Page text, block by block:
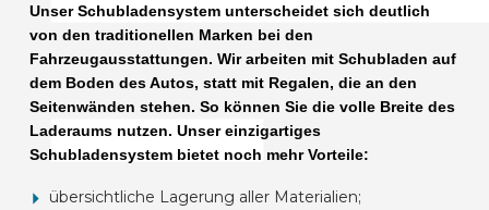
Unser Schubladensystem unterscheidet sich deutlich
von den traditionellen Marken bei den
Fahrzeugausstattungen. Wir arbeiten mit Schubladen auf
dem Boden des Autos, statt mit Regalen, die an den
Seitenwänden stehen. So können Sie die volle Breite des
Laderaums nutzen. Unser einzigartiges
Schubladensystem bietet noch mehr Vorteile:
übersichtliche Lagerung aller Materialien;